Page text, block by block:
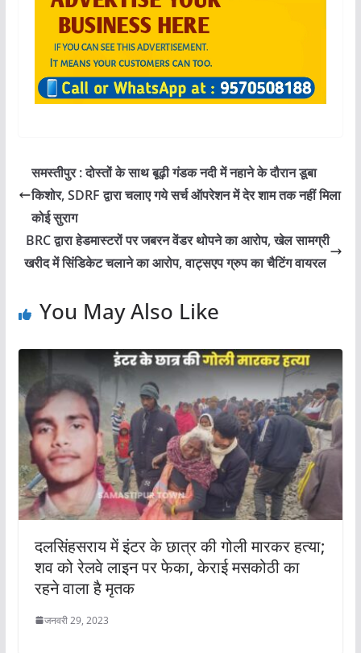
समस्तीपुर : दोस्तों के साथ बूढ़ी गंडक नदी में नहाने के दौरान डूबा
किशोर, SDRF द्वारा चलाए गये सर्च ऑपरेशन में देर शाम तक नहीं मिला
कोई सुराग
BRC द्वारा हेडमास्टरों पर जबरन वेंडर थोपने का आरोप, खेल सामग्री
खरीद में सिंडिकेट चलाने का आरोप, वाट्सएप ग्रुप का चैटिंग वायरल
You May Also Like
दलसिंहसराय में इंटर के छात्र की गोली मारकर हत्या;
शव को रेलवे लाइन पर फेका, केराई मसकोठी का
रहने वाला है मृतक
जनवरी 29, 2023